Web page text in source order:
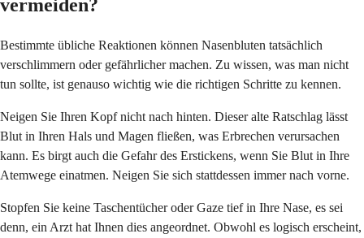
vermeiden?
Bestimmte übliche Reaktionen können Nasenbluten tatsächlich
verschlimmern oder gefährlicher machen. Zu wissen, was man nicht
tun sollte, ist genauso wichtig wie die richtigen Schritte zu kennen.
Neigen Sie Ihren Kopf nicht nach hinten. Dieser alte Ratschlag lässt
Blut in Ihren Hals und Magen fließen, was Erbrechen verursachen
kann. Es birgt auch die Gefahr des Erstickens, wenn Sie Blut in Ihre
Atemwege einatmen. Neigen Sie sich stattdessen immer nach vorne.
Stopfen Sie keine Taschentücher oder Gaze tief in Ihre Nase, es sei
denn, ein Arzt hat Ihnen dies angeordnet. Obwohl es logisch erscheint,